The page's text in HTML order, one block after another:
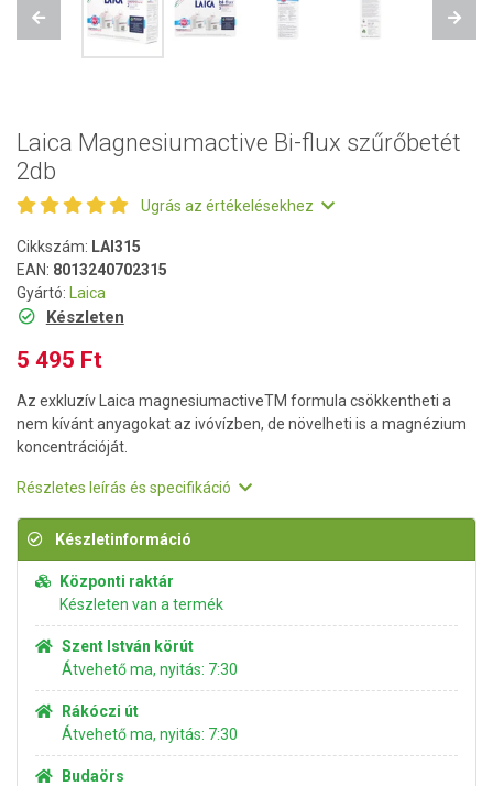
Previous Next
Laica Magnesiumactive Bi-flux szűrőbetét
2db
Ugrás az értékelésekhez
Cikkszám: LAI315
EAN: 8013240702315
Gyártó:
Laica
Készleten
5 495 Ft
Az exkluzív Laica magnesiumactiveTM formula csökkentheti a
nem kívánt anyagokat az ivóvízben, de növelheti is a magnézium
koncentrációját.
Részletes leírás és specifikáció
Készletinformáció
Központi raktár
Készleten van a termék
Szent István körút
Átvehető ma, nyitás: 7:30
Rákóczi út
Átvehető ma, nyitás: 7:30
Budaörs